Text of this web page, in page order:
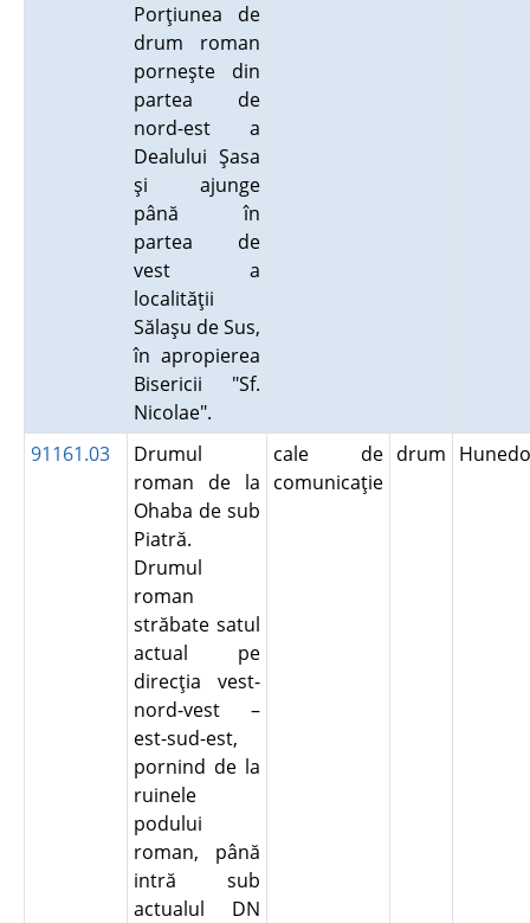
Porţiunea de
drum roman
porneşte din
partea de
nord-est a
Dealului Şasa
şi ajunge
până în
partea de
vest a
localităţii
Sălaşu de Sus,
în apropierea
Bisericii "Sf.
Nicolae".
91161.03
Drumul
roman de la
Ohaba de sub
Piatră.
Drumul
roman
străbate satul
actual pe
direcţia vest-
nord-vest –
est-sud-est,
pornind de la
ruinele
podului
roman, până
intră sub
actualul DN
cale de
comunicaţie
drum